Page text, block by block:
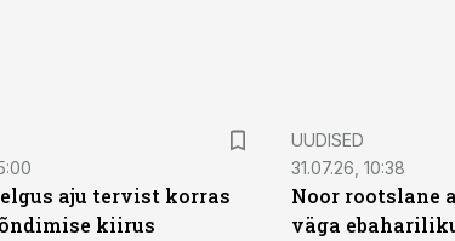
aju tervist korras
kiirus
UUDISED
31.07.26, 10:38
Noor rootslane
väga